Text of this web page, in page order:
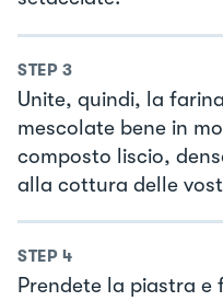
STEP 3
Unite, quindi, la
mescolate bene in
composto liscio,
alla cottura delle
STEP 4
Prendete la piastra